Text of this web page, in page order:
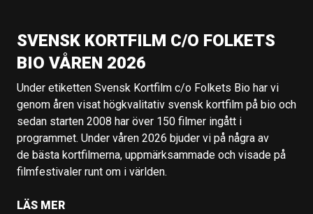
SVENSK KORTFILM C/O FOLKETS
BIO VÅREN 2026
Under etiketten Svensk Kortfilm c/o Folkets Bio har vi
genom åren visat högkvalitativ svensk kortfilm på bio och
sedan starten 2008 har över 150 filmer ingått i
programmet. Under våren 2026 bjuder vi på några av
de bästa kortfilmerna, uppmärksammade och visade på
filmfestivaler runt om i världen.
LÄS MER